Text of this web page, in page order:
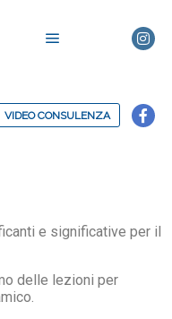
VIDEO CONSULENZA
e significative per il
delle lezioni per